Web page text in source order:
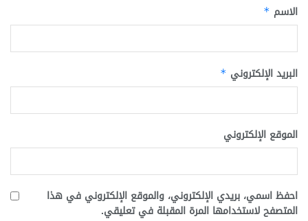
الاسم *
البريد الإلكتروني *
الموقع الإلكتروني
احفظ اسمي، بريدي الإلكتروني، والموقع الإلكتروني في هذا
المتصفح لاستخدامها المرة المقبلة في تعليقي.